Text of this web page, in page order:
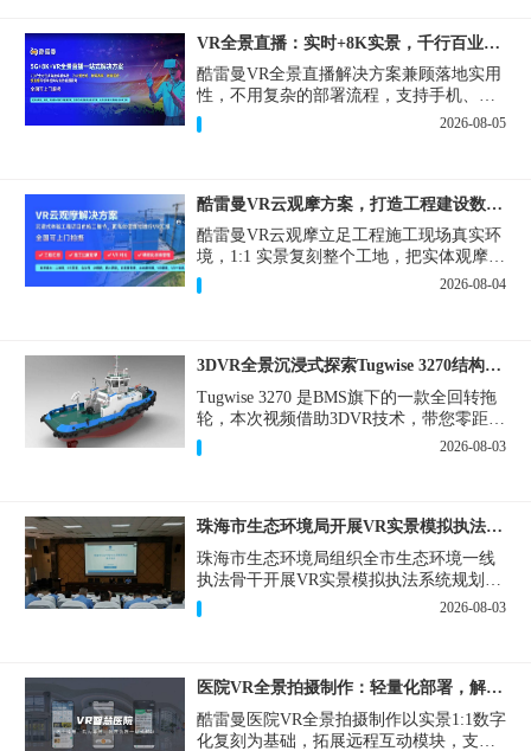
VR全景直播：实时+8K实景，千行百业的数字化利器
酷雷曼VR全景直播解决方案兼顾落地实用
性，不用复杂的部署流程，支持手机、网
页多端访问，解决各行各业 “看得见、信
得过、降成本、提转化” 的实际难题。
2026-08-05
酷雷曼VR云观摩方案，打造工程建设数字化观摩新范式
酷雷曼VR云观摩立足工程施工现场真实环
境，1:1 实景复刻整个工地，把实体观摩会
完整搬到云端线上，兼顾线下实体观摩与
线上云观摩双重需求，为施工单位、建设
2026-08-04
3DVR全景沉浸式探索Tugwise 3270结构一览
Tugwise 3270 是BMS旗下的一款全回转拖
轮，本次视频借助3DVR技术，带您零距离
透视这艘拖轮的内外构造，沉浸式探索每
一处细节。
2026-08-03
珠海市生态环境局开展VR实景模拟执法专题培训
珠海市生态环境局组织全市生态环境一线
执法骨干开展VR实景模拟执法系统规划建
设和教学培训，持续推进科技赋能生态环
境执法，夯实队伍办案“基本功”。
2026-08-03
医院VR全景拍摄制作：轻量化部署，解决医患真实痛点
酷雷曼医院VR全景拍摄制作以实景1:1数字
化复刻为基础，拓展远程互动模块，支持